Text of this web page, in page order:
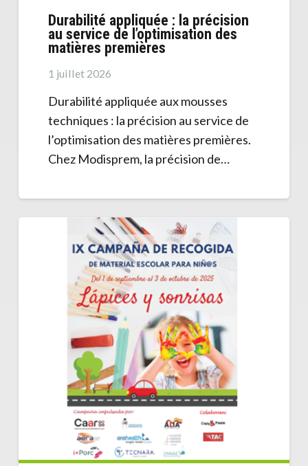
Durabilité appliquée : la précision
au service de l’optimisation des
matières premières
1 juillet 2026
Durabilité appliquée aux mousses
techniques : la précision au service de
l’optimisation des matières premières.
Chez Modisprem, la précision de…